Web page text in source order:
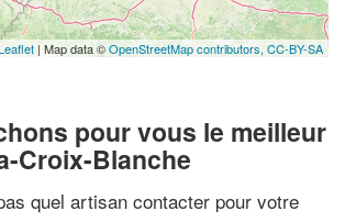
| Map data ©OpenStreetMap contributors, CC-BY-SA
pour vous le meilleur
Croix-Blanche
quel artisan contacter pour votre